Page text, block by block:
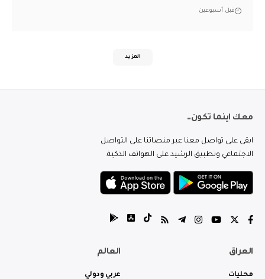
قبل أسبوعين
المزيد
معك اينما تكون..
ابقى على تواصل معنا عبر منصاتنا على التواصل
الاجتماعي وتطبيق الرشيد على الهواتف الذكية.
العراق
محليات
العالم
عربي ودولي